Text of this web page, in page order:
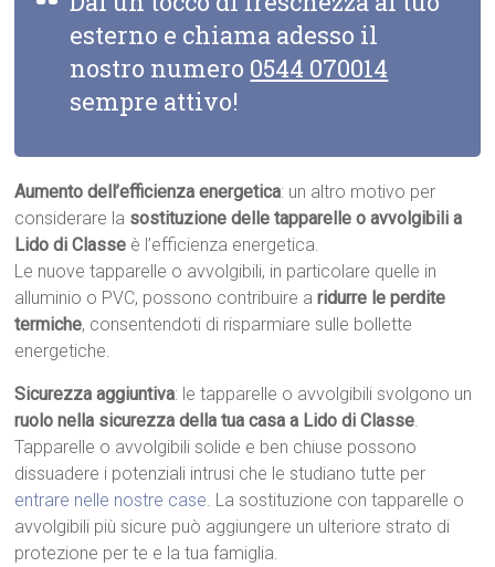
esterno e chiama adesso il
nostro numero 0544 070014
sempre attivo!
Aumento dell’efficienza energetica: un altro motivo per
considerare la sostituzione delle tapparelle o avvolgibili a
Lido di Classe è l’efficienza energetica.
Le nuove tapparelle o avvolgibili, in particolare quelle in
alluminio o PVC, possono contribuire aridurre le perdite
termiche, consentendoti di risparmiare sulle bollette
energetiche.
Sicurezza aggiuntiva: le tapparelle o avvolgibili svolgono un
ruolo nella sicurezza della tua casa a Lido di Classe.
Tapparelle o avvolgibili solide e ben chiuse possono
dissuadere i potenziali intrusi che le studiano tutte per
entrare nelle nostre case. La sostituzione con tapparelle o
avvolgibili più sicure può aggiungere un ulteriore strato di
protezione per te e la tua famiglia.